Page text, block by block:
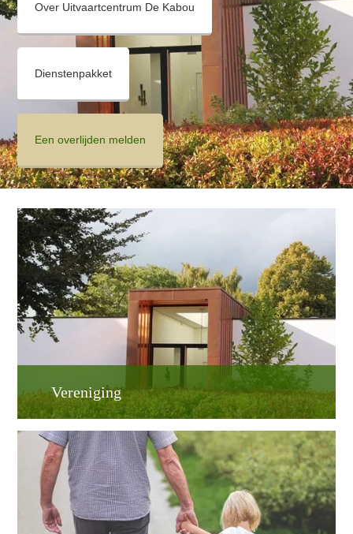
Over Uitvaartcentrum De Kabou
Dienstenpakket
Een overlijden melden
Vereniging